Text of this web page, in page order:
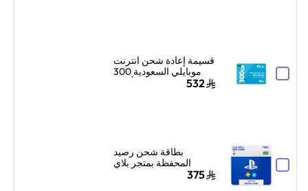
قسيمة إعادة شحن انترنت
موبايلي السعودية 300
532
بطاقة شحن رصيد
المحفظة بمتجر بلاي
ستيشن سوني السعودية
375